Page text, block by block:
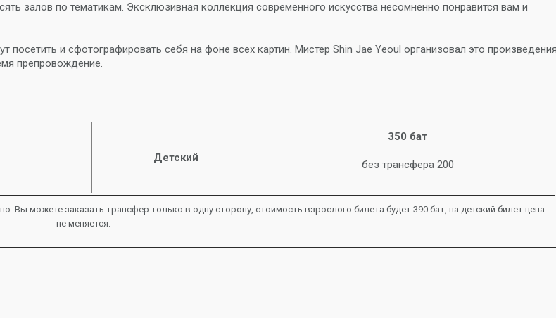
залов по тематикам. Эксклюзивная коллекция современного искусства несомненно понравится вам и
и сфотографировать себя на фоне всех картин. Мистер Shin Jae Yeoul организовал это
препровождение.
Детский
350 бат
без трансфера 200
Вы можете заказать трансфер только в одну сторону, стоимость взрослого билета будет 390 бат, на детский билет цена
не меняется.